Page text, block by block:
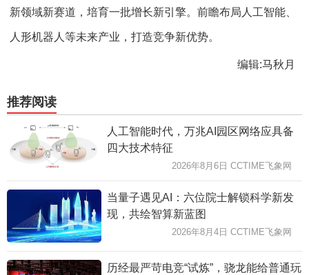
新领域新赛道，培育一批增长新引擎。前瞻布局人工智能、
人形机器人等未来产业，打造竞争新优势。
编辑:马秋月
推荐阅读
人工智能时代，万兆AI园区网络应具备
四大技术特征
2026年8月6日 CCTIME飞象网
当量子遇见AI：六位院士解锁科学新发
现，共绘智算新蓝图
2026年8月4日 CCTIME飞象网
历经最严苛电竞“试炼”，骁龙能给普通玩